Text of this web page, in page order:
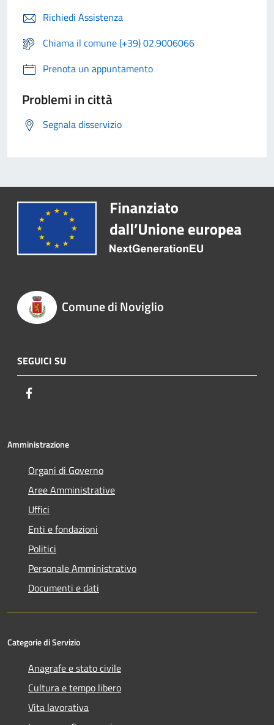
Richiedi Assistenza
Chiama il comune (+39) 02.9006066
Prenota un appuntamento
Problemi in città
Segnala disservizio
Comune di Noviglio
SEGUICI SU
Amministrazione
Organi di Governo
Aree Amministrative
Uffici
Enti e fondazioni
Politici
Personale Amministrativo
Documenti e dati
Categorie di Servizio
Anagrafe e stato civile
Cultura e tempo libero
Vita lavorativa